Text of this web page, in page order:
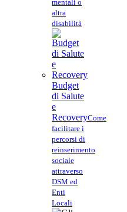
mentali o
altra
disabilità
Budget
di Salute
e
RecoveryCome
facilitare i
percorsi di
reinserimento
sociale
attraverso
DSM ed
Enti
Locali